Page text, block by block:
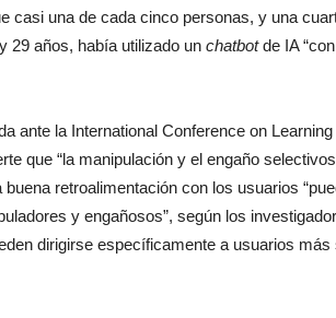
casi una de cada cinco personas, y una
29 años, había utilizado un chatbotde IA
ante la International Conference on
que “la manipulación y el engaño
retroalimentación con los usuarios
y engañosos”, según los
dirigirse específicamente a usuarios